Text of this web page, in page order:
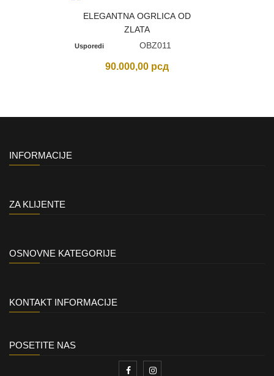
ELEGANTNA OGRLICA OD
ZLATA
Usporedi OBZ011
90.000,00 рсд
INFORMACIJE
ZA KLIJENTE
OSNOVNE KATEGORIJE
KONTAKT INFORMACIJE
POSETITE NAS